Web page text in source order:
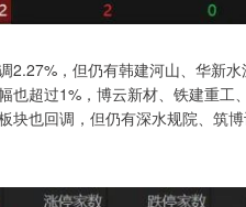
，但仍有韩建河山、华新
也超过1%，博云新材、铁建重
也回调，但仍有深水规院、筑